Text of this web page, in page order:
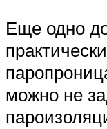
Еще одно
можно не